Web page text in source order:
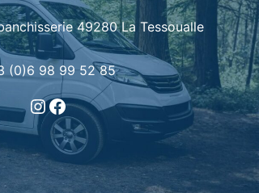
49280 La Tessoualle
(0)6 98 99 52 85